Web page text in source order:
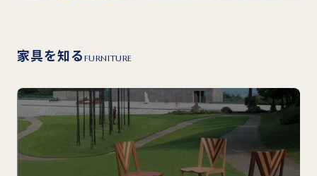
家具を知る FURNITURE